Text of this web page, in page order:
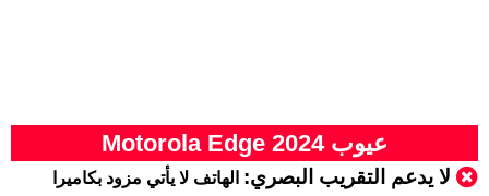
عيوب Motorola Edge 2024
لا يدعم التقريب البصري: الهاتف لا يأتي مزود بكاميرا